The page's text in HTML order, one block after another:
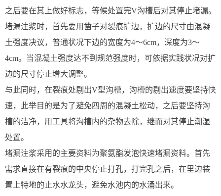
之后要在其上做好标志，等候处置完V沟槽后对其停止堵漏。
堵漏注浆时，首先要用凿子对裂痕扩边，扩边的尺寸由混凝
土强度决议，普通状况下边的宽度为4～6cm，深度为3～
4cm。当混凝土强度达不到规范强度时，可依据实践状况对扩
边的尺寸停止增大调整。
与此同时，在裂痕处剔出V型沟槽，沟槽的剔出速度要坚持快
速，此举目的是为了避免四周的混凝土松动，之后要坚持沟
槽的洁净，用工具将沟槽内的杂物去除，继而对其停止潮湿
处置。
堵漏注浆采用的主要资料为聚氨酯发泡快速堵漏资料。首先
需求直接在有裂痕的中央停止打孔，打完孔之后，在里边装
置上特地的止水水龙头，避免水池内的水涌出来。